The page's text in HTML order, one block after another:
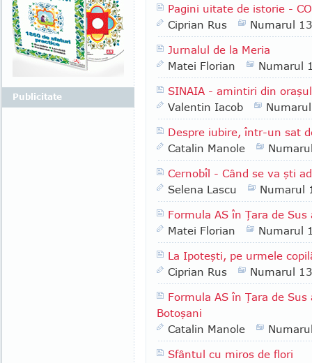
Pagini uitate de istorie -
Ciprian Rus
Numarul
Jurnalul de la Meria
Matei Florian
Numarul
SINAIA - amintiri din
Valentin Iacob
Despre iubire, într-un sat
Catalin Manole
Cernobîl - Când se va şti
Selena Lascu
Numarul
Formula AS în Ţara de
Matei Florian
Numarul
La Ipoteşti, pe urmele
Ciprian Rus
Numarul
Formula AS în Ţara de
Botoşani
Catalin Manole
Sfântul cu miros de flori
Publicitate